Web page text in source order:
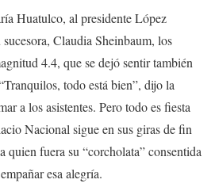
Huatulco, al presidente López
Claudia Sheinbaum, los
4.4, que se dejó sentir también
todo está bien”, dijo la
a los asistentes. Pero todo es fiesta
Nacional sigue en sus giras de fin
quien fuera su “corcholata” consentida
esa alegría.